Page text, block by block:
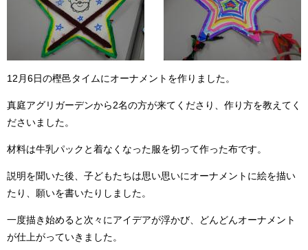
12月6日の樫邑タイムにオーナメントを作りました。
真庭アグリガーデンから2名の方が来てくださり、作り方を教えてく
ださいました。
材料は牛乳パックと着なくなった服を切って作った布です。
説明を聞いた後、子どもたちは思い思いにオーナメントに絵を描い
たり、願いを書いたりしました。
一度描き始めると次々にアイデアが浮かび、どんどんオーナメント
が仕上がっていきました。